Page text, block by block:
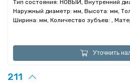
Тип состояния: НОВЫЙ, Внутренний
Наружный диаметр: мм, Высота: мм,
Ширина: мм, Количество зубъев: ,
Уточнить
211